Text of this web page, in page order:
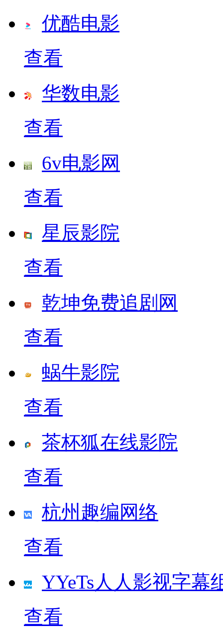
优酷电影
查看
华数电影
查看
6v电影网
查看
星辰影院
查看
乾坤免费追剧网
查看
蜗牛影院
查看
茶杯狐在线影院
查看
杭州趣编网络
查看
YYeTs人人影视字幕
查看